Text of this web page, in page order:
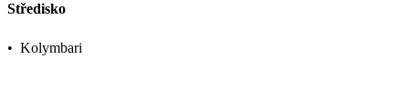
Středisko
• Kolymbari